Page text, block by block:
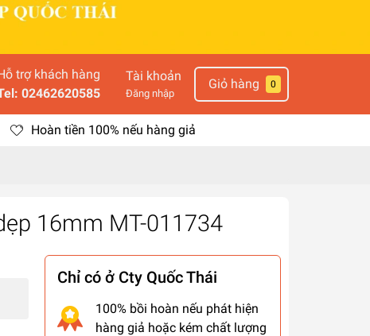
trợ khách hàng
02462620585
Tài khoản
Đăng nhập
Giỏ hàng 0
Hoàn tiền 100% nếu hàng giả
16mm MT-011734
Chỉ có ở Cty Quốc Thái
100% bồi hoàn nếu phát hiện
hàng giả hoặc kém chất lượng